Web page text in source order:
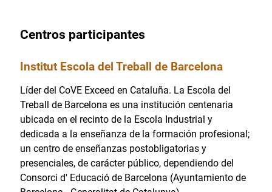
Centros participantes
Institut Escola del Treball de Barcelona
Líder del CoVE Exceed en Cataluña. La Escola del
Treball de Barcelona es una institución centenaria
ubicada en el recinto de la Escola Industrial y
dedicada a la enseñanza de la formación profesional;
un centro de enseñanzas postobligatorias y
presenciales, de carácter público, dependiendo del
Consorci d' Educació de Barcelona (Ayuntamiento de